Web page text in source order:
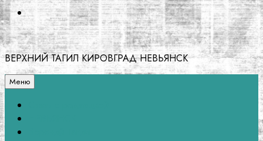
ВЕРХНИЙ ТАГИЛ КИРОВГРАД НЕВЬЯНСК
Меню